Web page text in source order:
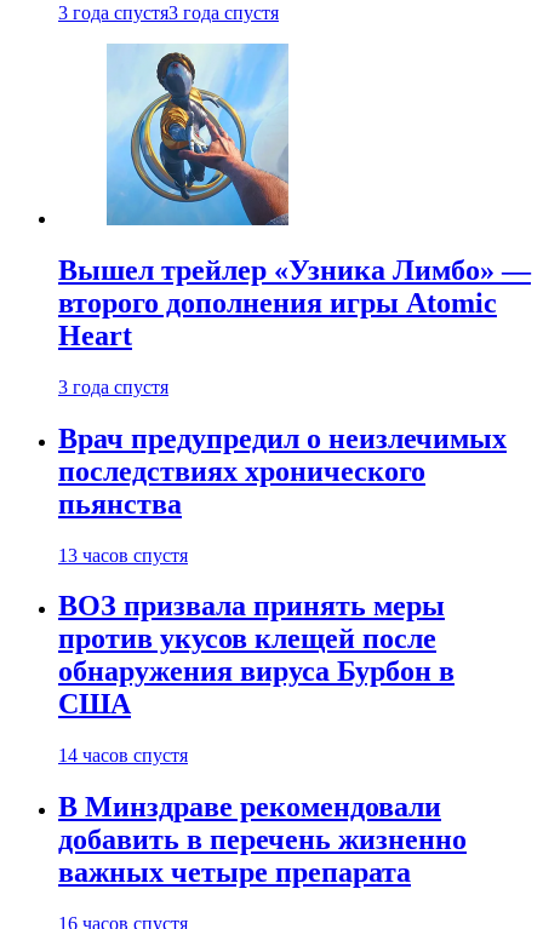
3 года спустя3 года спустя
Вышел трейлер «Узника Лимбо» —
второго дополнения игры Atomic
Heart
3 года спустя
Врач предупредил о неизлечимых
последствиях хронического
пьянства
13 часов спустя
ВОЗ призвала принять меры
против укусов клещей после
обнаружения вируса Бурбон в
США
14 часов спустя
В Минздраве рекомендовали
добавить в перечень жизненно
важных четыре препарата
16 часов спустя